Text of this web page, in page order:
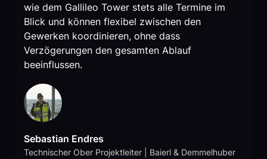
wie dem Gallileo Tower stets alle Termine im
Blick und können flexibel zwischen den
Gewerken koordinieren, ohne dass
Verzögerungen den gesamten Ablauf
beeinflussen.
Sebastian Endres
Technischer Ober Projektleiter | Baierl & Demmelhuber